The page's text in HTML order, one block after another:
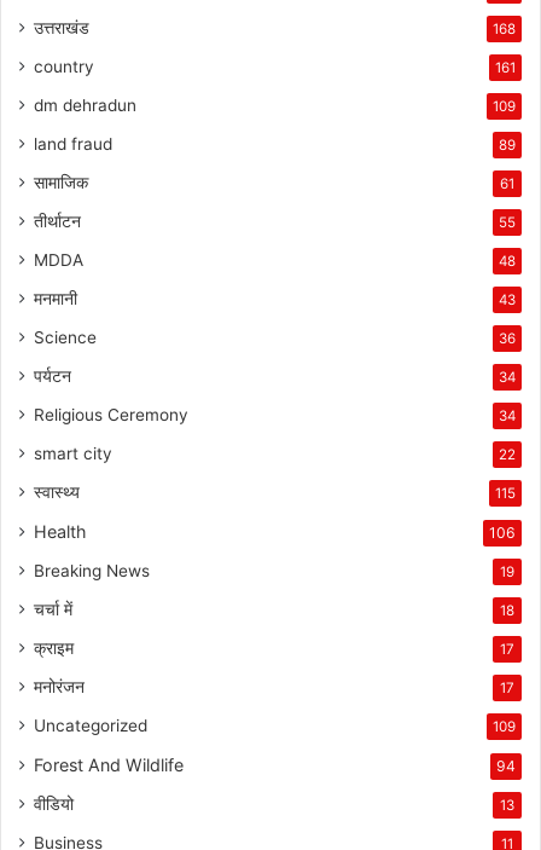
उत्तराखंड 168
country 161
dm dehradun 109
land fraud 89
सामाजिक 61
तीर्थाटन 55
MDDA 48
मनमानी 43
Science 36
पर्यटन 34
Religious Ceremony 34
smart city 22
स्वास्थ्य 115
Health 106
Breaking News 19
चर्चा में 18
क्राइम 17
मनोरंजन 17
Uncategorized 109
Forest And Wildlife 94
वीडियो 13
Business 11